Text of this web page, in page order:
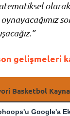
olarak
gelişmeleri
Basketbol
Google'a